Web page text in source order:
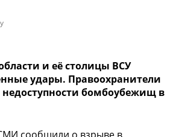
и её столицы ВСУ
удары. Правоохранители
бомбоубежищ в